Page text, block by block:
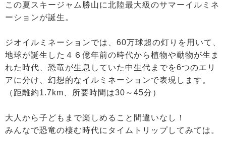
この夏スキージャム勝山に北陸最大級のサマーイルミネ
ーションが誕生。
ジオイルミネーションでは、60万球超の灯りを用いて、
地球が誕生した４６億年前の時代から植物や動物が生ま
れた時代、恐竜が生息していた中生代までを6つのエリ
アに分け、幻想的なイルミネーションで表現します。
（距離約1.7km、所要時間は30～45分）
大人から子どもまで楽しめること間違いなし！
みんなで恐竜の棲む時代にタイムトリップしてみては。